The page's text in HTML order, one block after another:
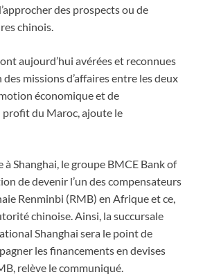
des prospects ou de
chinois.
aujourd’hui avérées et reconnues
missions d’affaires entre les deux
économique et de
profit du Maroc, ajoute le
à Shanghai, le groupe BMCE Bank of
de devenir l’un des compensateurs
Renminbi (RMB) en Afrique et ce,
chinoise. Ainsi, la succursale
Shanghai sera le point de
les financements en devises
relève le communiqué.